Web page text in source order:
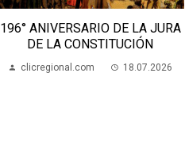
196° ANIVERSARIO DE LA JURA
DE LA CONSTITUCIÓN
clicregional.com 18.07.2026